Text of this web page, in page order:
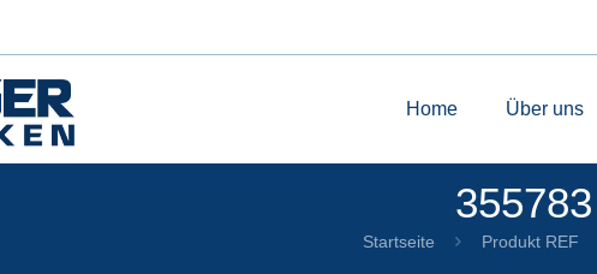
Home Über uns
355783
Startseite Produkt REF